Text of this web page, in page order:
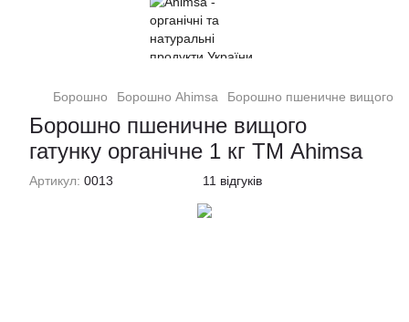
Борошно Борошно Ahimsa Борошно пшеничне вищого
Борошно пшеничне вищого
гатунку органічне 1 кг ТМ Ahimsa
Артикул: 0013 11 відгуків